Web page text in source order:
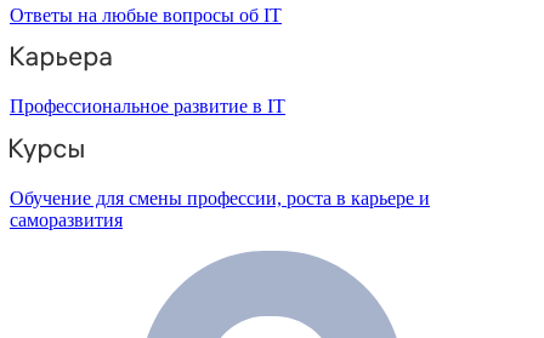
Ответы на любые вопросы об IT
Профессиональное развитие в IT
Обучение для смены профессии, роста в карьере и
саморазвития